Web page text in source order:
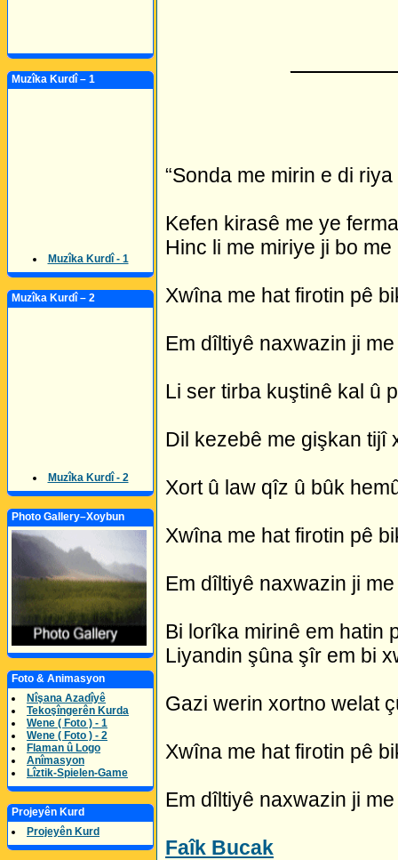
Muzîka Kurdî – 1
Muzîka Kurdî - 1
Muzîka Kurdî – 2
Muzîka Kurdî - 2
Photo Gallery–Xoybun
Foto & Animasyon
Nîşana Azadîyê
Tekoşîngerên Kurda
Wene ( Foto ) - 1
Wene ( Foto ) - 2
Flaman û Logo
Anîmasyon
Lîztik-Spielen-Game
Projeyên Kurd
Projeyên Kurd
“Sonda me mirin e di
Kefen kirasê me ye
Hinc li me miriye ji bo
Xwîna me hat firotin pê
Em dîltiyê naxwazin ji
Li ser tirba kuştinê kal û
Dil kezebê me gişkan tijî
Xort û law qîz û bûk
Xwîna me hat firotin pê
Em dîltiyê naxwazin ji
Bi lorîka mirinê em hatin
Liyandin şûna şîr em bi
Gazi werin xortno welat
Xwîna me hat firotin pê
Em dîltiyê naxwazin ji
Faîk Bucak